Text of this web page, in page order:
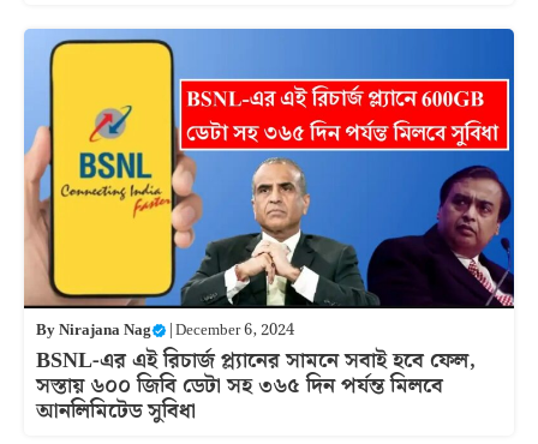
ByNirajana Nag |December 6, 2024
BSNL-এর এই রিচার্জ প্ল্যানের সামনে সবাই হবে ফেল,
সস্তায় ৬০০ জিবি ডেটা সহ ৩৬৫ দিন পর্যন্ত মিলবে
আনলিমিটেড সুবিধা